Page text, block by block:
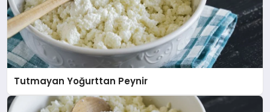
Tutmayan Yoğurttan Peynir